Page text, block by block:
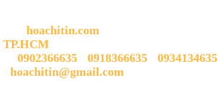
hoachitin.com
TP.HCM
0902366635 0918366635
0934134635
hoachitin@gmail.com